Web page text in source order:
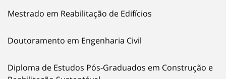
Mestrado em Reabilitação de Edifícios
Doutoramento em Engenharia Civil
Diploma de Estudos Pós-Graduados em Construção e